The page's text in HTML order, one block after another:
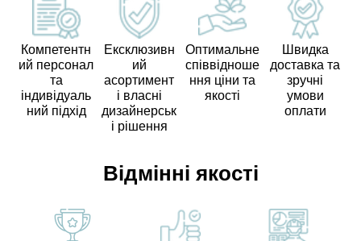
Компетентн
ий персонал
та
індивідуаль
ний підхід
Ексклюзивн
ий
асортимент
і власні
дизайнерськ
і рішення
Оптимальне
співвідноше
ння ціни та
якості
Швидка
доставка та
зручні
умови
оплати
Відмінні якості